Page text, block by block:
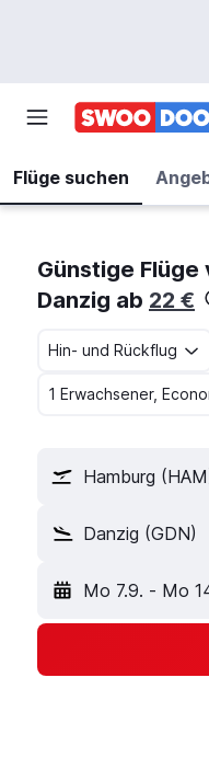
Flüge suchen
Günstige Flüge
Danzig ab 22 €
Hin- und Rückflug
1 Erwachsener,
Hamburg
Danzig (GDN)
Mo 7.9. - Mo